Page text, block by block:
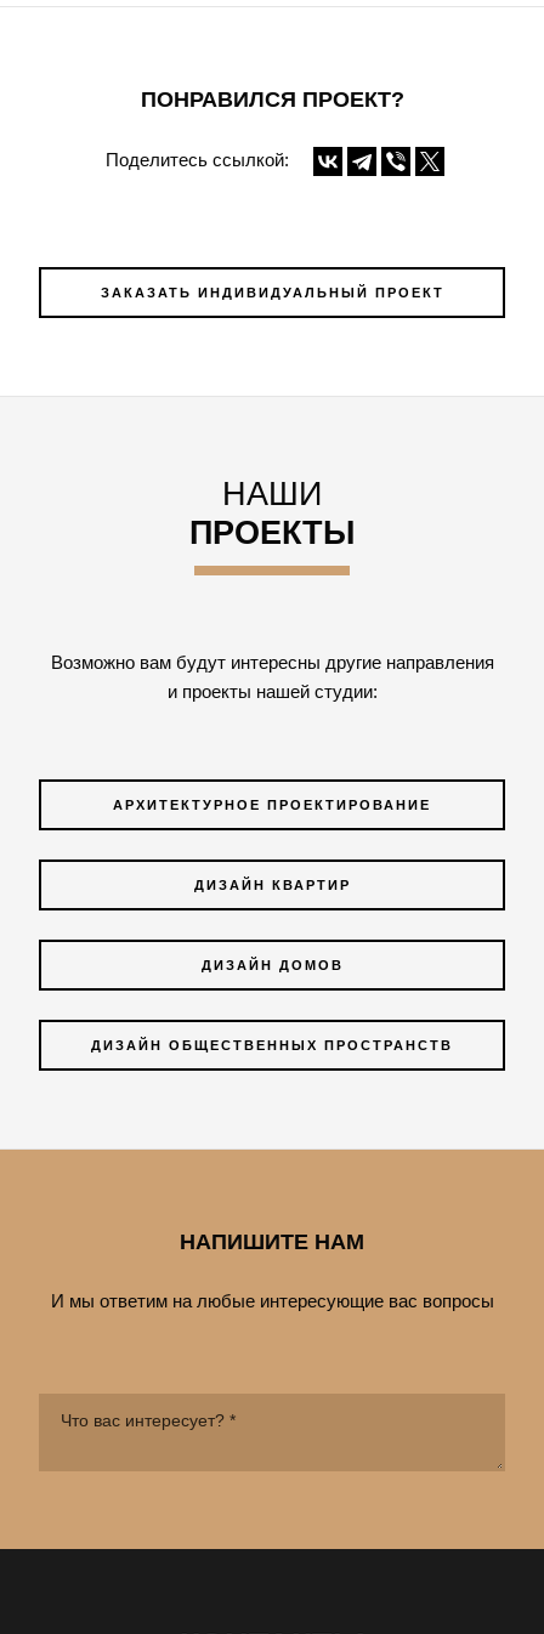
ПОНРАВИЛСЯ ПРОЕКТ?
Поделитесь ссылкой:
ЗАКАЗАТЬ ИНДИВИДУАЛЬНЫЙ ПРОЕКТ
НАШИ
ПРОЕКТЫ
Возможно вам будут интересны другие направления
и проекты нашей студии:
АРХИТЕКТУРНОЕ ПРОЕКТИРОВАНИЕ
ДИЗАЙН КВАРТИР
ДИЗАЙН ДОМОВ
ДИЗАЙН ОБЩЕСТВЕННЫХ ПРОСТРАНСТВ
НАПИШИТЕ НАМ
И мы ответим на любые интересующие вас вопросы